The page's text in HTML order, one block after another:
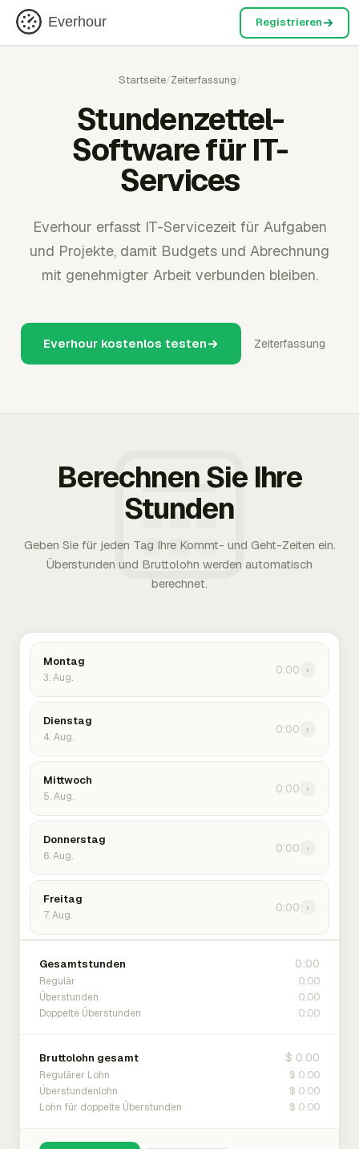
Everhour Registrieren
Startseite/Zeiterfassung/
Stundenzettel-
Software für IT-
Services
Everhour erfasst IT-Servicezeit für Aufgaben
und Projekte, damit Budgets und Abrechnung
mit genehmigter Arbeit verbunden bleiben.
Everhour kostenlos testen Zeiterfassung
Berechnen Sie Ihre
Stunden
Geben Sie für jeden Tag Ihre Kommt- und Geht-Zeiten ein.
Überstunden und Bruttolohn werden automatisch
berechnet.
Montag
3. Aug.
0:00 ›
Dienstag
4. Aug.
0:00 ›
Mittwoch
5. Aug.
0:00 ›
Donnerstag
6. Aug.
0:00 ›
Freitag
7. Aug.
0:00 ›
Gesamtstunden 0:00
Regulär 0:00
Überstunden 0:00
Doppelte Überstunden 0:00
Bruttolohn gesamt $ 0.00
Regulärer Lohn $ 0.00
Überstundenlohn $ 0.00
Lohn für doppelte Überstunden $ 0.00